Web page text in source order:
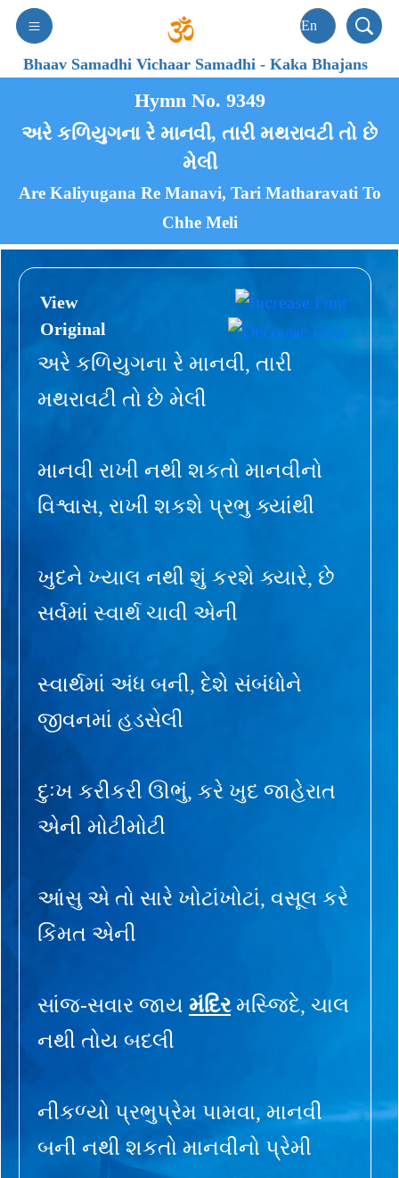
Bhaav Samadhi Vichaar Samadhi-Kaka Bhajans
Hymn No. 9349
અરે કળિયુગના રે માનવી, તારી મથરાવટી તો છે
મેલી
Are Kaliyugana Re Manavi, Tari Matharavati To
Chhe Meli
View
Original
અરે કળિયુગના રે માનવી, તારી
મથરાવટી તો છે મેલી
માનવી રાખી નથી શકતો માનવીનો
વિશ્વાસ, રાખી શકશે પ્રભુ ક્યાંથી
ખુદને ખ્યાલ નથી શું કરશે ક્યારે, છે
સર્વમાં સ્વાર્થ ચાવી એની
સ્વાર્થમાં અંધ બની, દેશે સંબંધોને
જીવનમાં હડસેલી
દુઃખ કરીકરી ઊભું, કરે ખુદ જાહેરાત
એની મોટીમોટી
આંસુ એ તો સારે ખોટાંખોટાં, વસૂલ કરે
કિંમત એની
સાંજ-સવાર જાય મંદિરમસ્જિદે, ચાલ
નથી તોય બદલી
નીકળ્યો પ્રભુપ્રેમ પામવા, માનવી
બની નથી શકતો માનવીનો પ્રેમી